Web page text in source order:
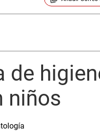
niños